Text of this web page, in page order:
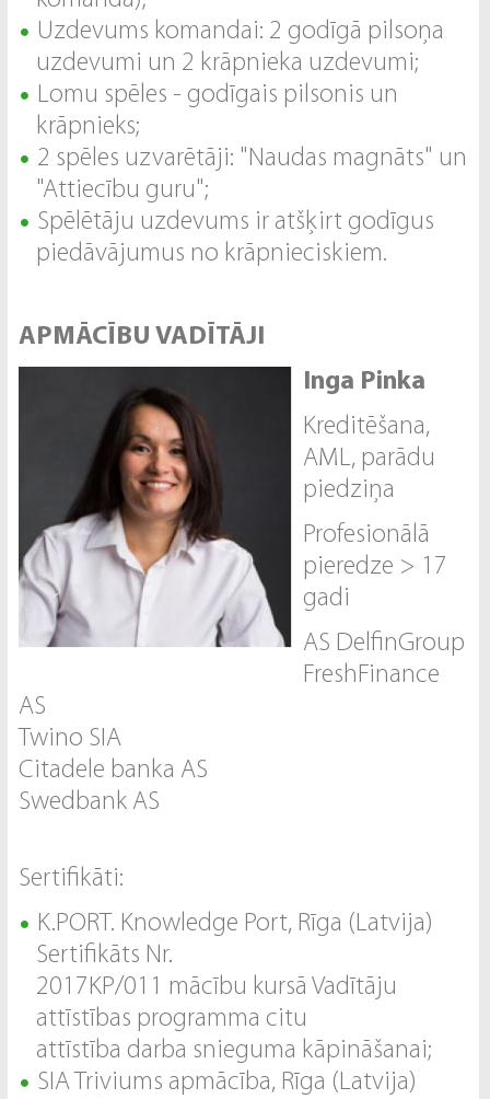
Uzdevums komandai: 2 godīgā pilsoņa
uzdevumi un 2 krāpnieka uzdevumi;
Lomu spēles - godīgais pilsonis un
krāpnieks;
2 spēles uzvarētāji: "Naudas magnāts" un
"Attiecību guru";
Spēlētāju uzdevums ir atšķirt godīgus
piedāvājumus no krāpnieciskiem.
APMĀCĪBU VADĪTĀJI
Inga Pinka
Kreditēšana,
AML, parādu
piedziņa
Profesionālā
pieredze > 17
gadi
AS DelfinGroup
FreshFinance
AS
Twino SIA
Citadele banka AS
Swedbank AS
Sertifikāti:
K.PORT. Knowledge Port, Rīga (Latvija)
Sertifikāts Nr.
2017KP/011 mācību kursā Vadītāju
attīstības programma citu
attīstība darba snieguma kāpināšanai;
SIA Triviums apmācība, Rīga (Latvija)